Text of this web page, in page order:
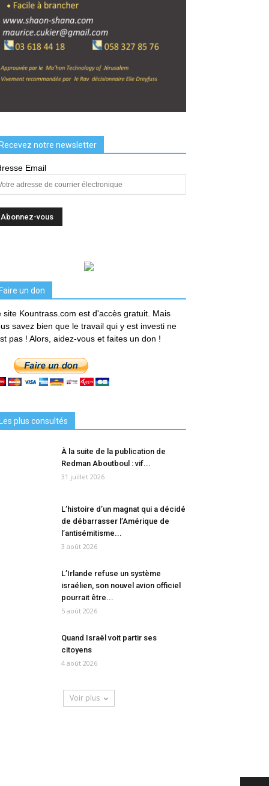
Recevez notre newsletter
Email
Faire un don
site Kountrass.com est d'accès gratuit. Mais
savez bien que le travail qui y est investi ne
pas ! Alors, aidez-vous et faites un don !
Les plus consultés
À la suite de la publication de
Redman Aboutboul : vif...
31 juillet 2026
L’histoire d’un magnat qui a décidé
de débarrasser l’Amérique de
l’antisémitisme...
3 août 2026
L’Irlande refuse un système
israélien, son nouvel avion officiel
pourrait être...
5 août 2026
Quand Israël voit partir ses
citoyens
4 août 2026
Voir plus